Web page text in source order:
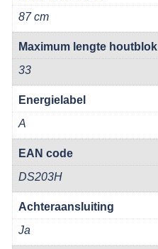
87 cm
Maximum lengte houtblok
33
Energielabel
A
EAN code
DS203H
Achteraansluiting
Ja